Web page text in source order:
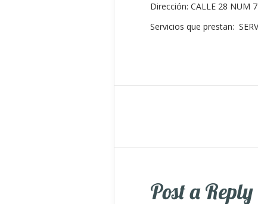
Dirección: CALLE 28 NUM
Servicios que prestan:
Post a Reply